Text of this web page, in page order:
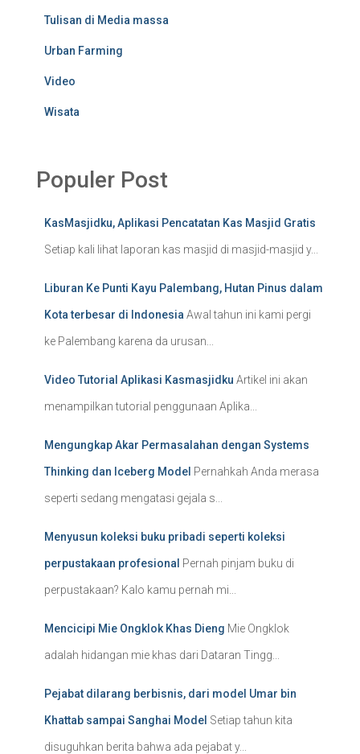
Tulisan di Media massa
Urban Farming
Video
Wisata
Populer Post
KasMasjidku, Aplikasi Pencatatan Kas Masjid Gratis
Setiap kali lihat laporan kas masjid di masjid-masjid y...
Liburan Ke Punti Kayu Palembang, Hutan Pinus dalam
Kota terbesar di Indonesia Awal tahun ini kami pergi
ke Palembang karena da urusan...
Video Tutorial Aplikasi Kasmasjidku Artikel ini akan
menampilkan tutorial penggunaan Aplika...
Mengungkap Akar Permasalahan dengan Systems
Thinking dan Iceberg Model Pernahkah Anda merasa
seperti sedang mengatasi gejala s...
Menyusun koleksi buku pribadi seperti koleksi
perpustakaan profesional Pernah pinjam buku di
perpustakaan? Kalo kamu pernah mi...
Mencicipi Mie Ongklok Khas Dieng Mie Ongklok
adalah hidangan mie khas dari Dataran Tingg...
Pejabat dilarang berbisnis, dari model Umar bin
Khattab sampai Sanghai Model Setiap tahun kita
disuguhkan berita bahwa ada pejabat y...